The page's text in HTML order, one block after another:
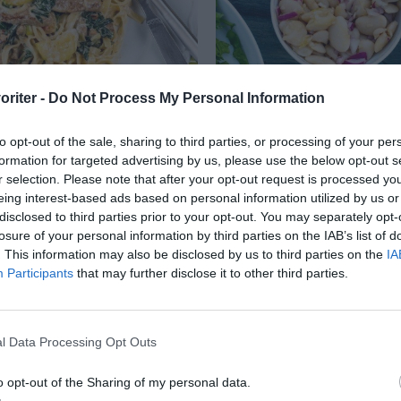
- Do Not Process My Personal Information
opt-out of the sale, sharing to third parties, or processing of your
for targeted advertising by us, please use the below opt-out
selection. Please note that after your opt-out request is processed
interest-based ads based on personal information utilized by us
to third parties prior to your opt-out. You may separately
of your personal information by third parties on the IAB’s list of
This information may also be disclosed by us to third parties on the
Participants that may further disclose it to other third parties.
Data Processing Opt Outs
opt-out of the Sharing of my personal data.
pasta, crème fraiche
som spenat, paprika,
En god...
Marinerade stora vita
olivolja, vitlök, rödlök
vinäger.
som...